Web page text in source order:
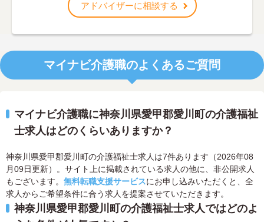
アドバイザーに相談する
マイナビ介護職のよくあるご質問
マイナビ介護職に神奈川県愛甲郡愛川町の介護福祉
士求人はどのくらいありますか？
神奈川県愛甲郡愛川町の介護福祉士求人は7件あります（2026年08
月09日更新）。サイト上に掲載されている求人の他に、非公開求人
もございます。 無料転職支援サービスにお申し込みいただくと、全
求人からご希望条件に合う求人を提案させていただきます。
神奈川県愛甲郡愛川町の介護福祉士求人ではどのよ